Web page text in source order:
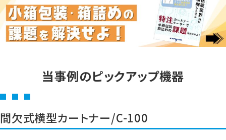
当事例のピックアップ機器
間欠式横型カートナー/C-100